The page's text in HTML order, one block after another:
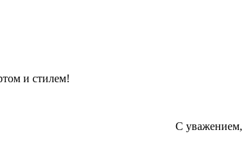
и стилем!
С уважением,